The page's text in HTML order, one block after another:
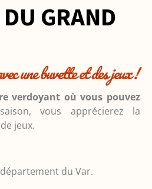
GRAND
une buvette et des jeux !
verdoyant où vous pouvez
vous apprécierez la
jeux.
du Var.